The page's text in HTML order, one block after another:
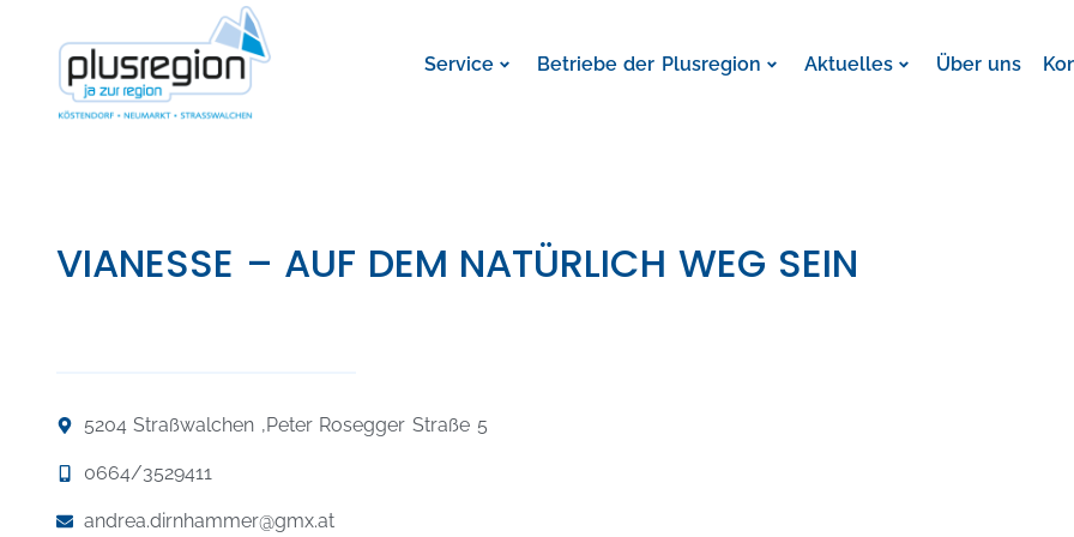
Service Betriebe der Plusregion Aktuelles Über uns
VIANESSE – AUF DEM NATÜRLICH WEG SEIN
5204 Straßwalchen ,Peter Rosegger Straße 5
0664/3529411
andrea.dirnhammer@gmx.at